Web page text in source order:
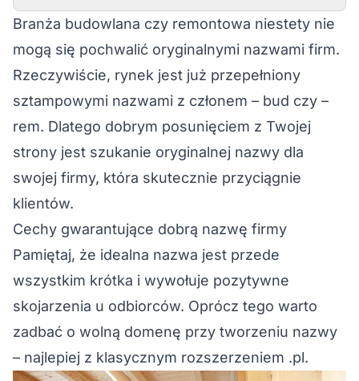
Branża budowlana czy remontowa niestety nie
mogą się pochwalić oryginalnymi nazwami firm.
Rzeczywiście, rynek jest już przepełniony
sztampowymi nazwami z członem – bud czy –
rem. Dlatego dobrym posunięciem z Twojej
strony jest szukanie oryginalnej nazwy dla
swojej firmy, która skutecznie przyciągnie
klientów.
Cechy gwarantujące dobrą nazwę firmy
Pamiętaj, że idealna nazwa jest przede
wszystkim krótka i wywołuje pozytywne
skojarzenia u odbiorców. Oprócz tego warto
zadbać o wolną domenę przy tworzeniu nazwy
– najlepiej z klasycznym rozszerzeniem .pl.